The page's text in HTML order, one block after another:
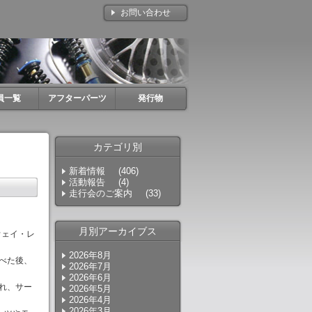
お問い合わせ
一覧 アフターパーツ 発行物
イ・レ
た後、
、サー
カテゴリ別
新着情報
(406)
活動報告
(4)
走行会のご案内
(33)
月別アーカイブス
2026年8月
2026年7月
2026年6月
2026年5月
2026年4月